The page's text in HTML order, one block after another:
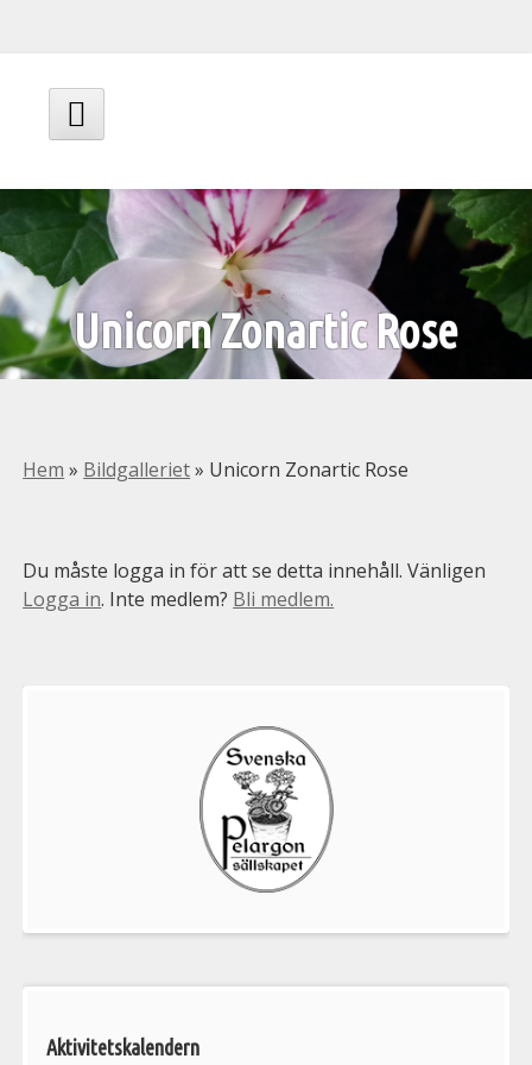
innehåll
Huvudmeny
Unicorn Zonartic Rose
Hem » Bildgalleriet» Unicorn Zonartic Rose
Du måste logga in för att se detta innehåll. Vänligen
Logga in. Inte medlem? Bli medlem.
Pelargonsällskapets
Aktivitetskalendern